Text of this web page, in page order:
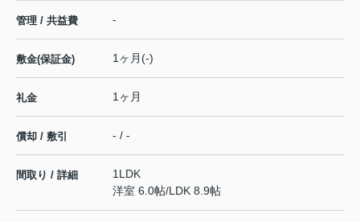
管理 / 共益費 -
敷金(保証金) 1ヶ月(-)
礼金 1ヶ月
償却 / 敷引 - / -
間取り / 詳細
1LDK
洋室 6.0帖/LDK 8.9帖